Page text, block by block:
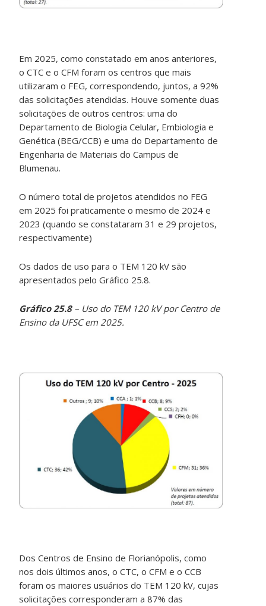
Em 2025, como constatado em anos anteriores,
o CTC e o CFM foram os centros que mais
utilizaram o FEG, correspondendo, juntos, a 92%
das solicitações atendidas. Houve somente duas
solicitações de outros centros: uma do
Departamento de Biologia Celular, Embiologia e
Genética (BEG/CCB) e uma do Departamento de
Engenharia de Materiais do Campus de
Blumenau.
O número total de projetos atendidos no FEG
em 2025 foi praticamente o mesmo de 2024 e
2023 (quando se constataram 31 e 29 projetos,
respectivamente)
Os dados de uso para o TEM 120 kV são
apresentados pelo Gráfico 25.8.
Gráfico 25.8– Uso do TEM 120 kV por Centro de
Ensino da UFSC em 2025.
Dos Centros de Ensino de Florianópolis, como
nos dois últimos anos, o CTC, o CFM e o CCB
foram os maiores usuários do TEM 120 kV, cujas
solicitações corresponderam a 87% das